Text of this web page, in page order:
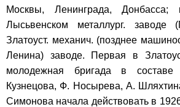
Москвы, Ленинграда,
Лысьвенском металлург. заводе
Златоуст. механич. (позднее
Ленина) заводе. Первая в
молодежная бригада в
Кузнецова, Ф. Носырева, А.
Симонова начала действовать в